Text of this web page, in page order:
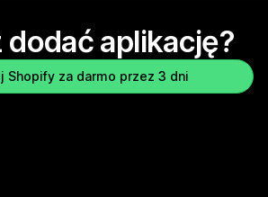
dodać aplikację?
Shopify za darmo przez 3 dni